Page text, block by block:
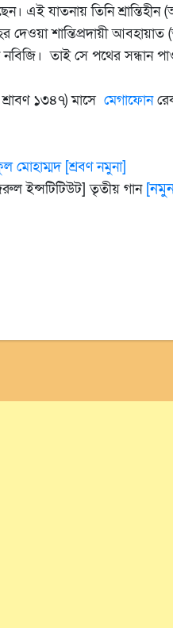
যাতনায় তিনি শ্রান্তিহীন
দেওয়া শান্তিপ্রদায়ী
তাই সে পথের সন্ধান
১৩৪৭) মাসে মেগাফোন
মোহাম্মদ [শ্রবণ নমুনা]
ইন্সটিটিউট] তৃতীয় গান